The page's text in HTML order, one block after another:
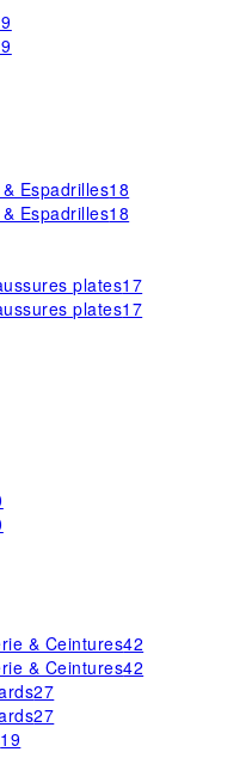
Espadrilles18
Espadrilles18
plates17
plates17
& Ceintures42
& Ceintures42
27
27
19